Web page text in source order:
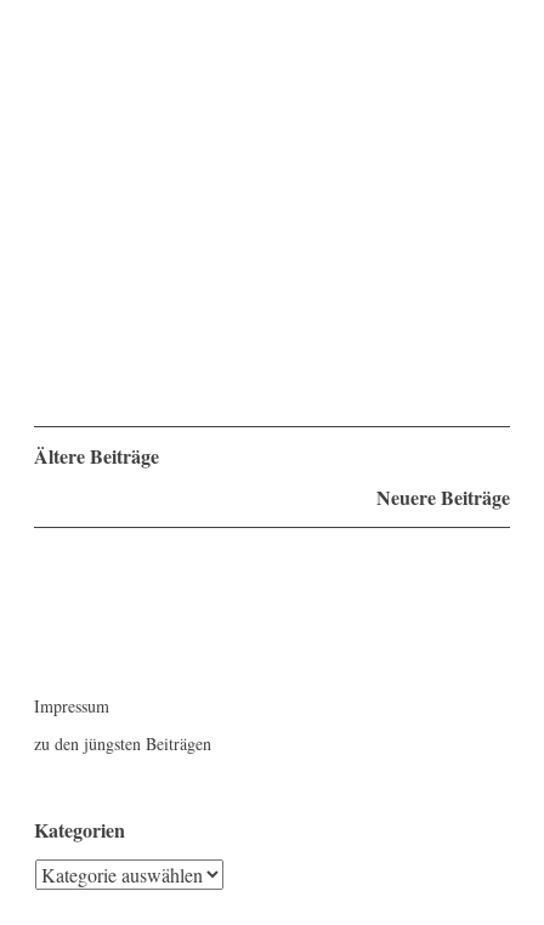
Beitragsnavigation
Ältere Beiträge
Neuere Beiträge
Impressum
zu den jüngsten Beiträgen
Kategorien
Kategorien